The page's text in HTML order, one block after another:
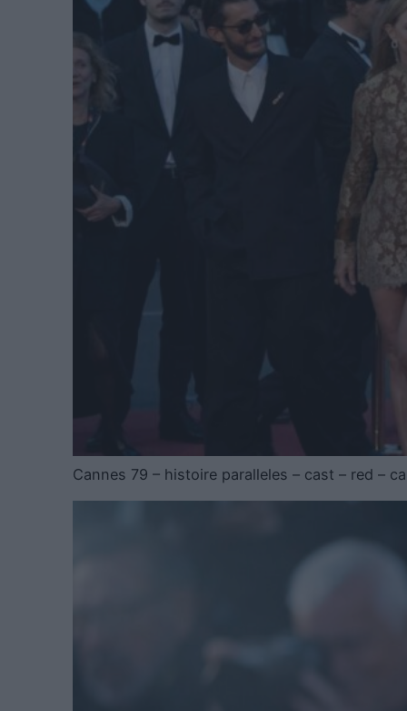
Cannes 79 – histoire paralleles – cast – red –